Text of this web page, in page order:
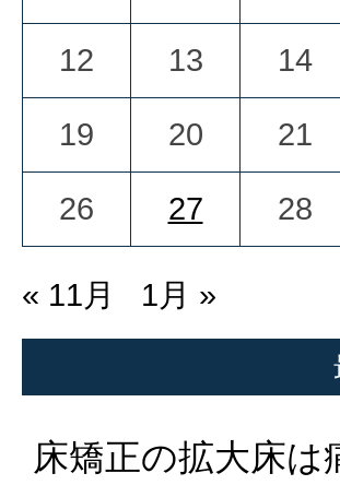
12 13 14
19 20 21
26 27 28
« 11月 1月 »
床矯正の拡大床